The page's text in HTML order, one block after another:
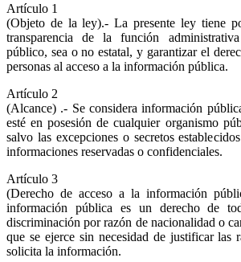
Artículo 1
(Objeto de la ley).- La presente ley tiene
transparencia de la función
público, sea o no estatal, y garantizar el
personas al acceso a la información pública.
Artículo 2
(Alcance) .- Se considera información
esté en posesión de cualquier organismo
salvo las excepciones o secretos
informaciones reservadas o confidenciales.
Artículo 3
(Derecho de acceso a la información
información pública es un derecho de
discriminación por razón de nacionalidad o
que se ejerce sin necesidad de justificar las
solicita la información.